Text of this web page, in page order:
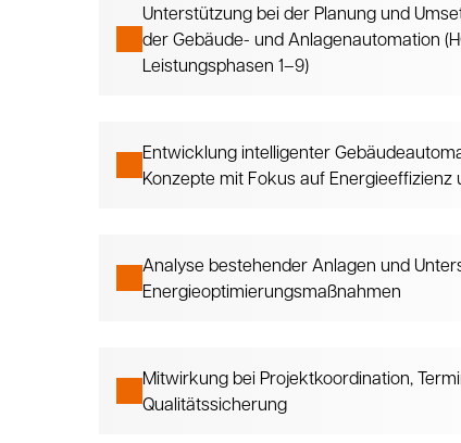
Unterstützung bei der Planung und
der Gebäude- und Anlagenautomation
Leistungsphasen 1–9)
Entwicklung intelligenter
Konzepte mit Fokus auf Energieeffizienz
Analyse bestehender Anlagen und
Energieoptimierungsmaßnahmen
Mitwirkung bei Projektkoordination,
Qualitätssicherung